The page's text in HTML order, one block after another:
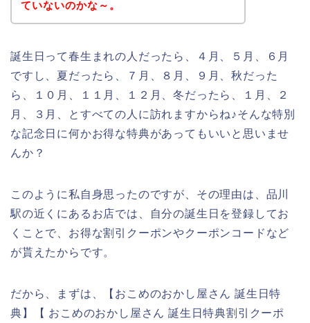
ていないのかな～。
誕生日って春生まれの人だったら、４月、５月、６月
ですし、夏だったら、７月、８月、９月、秋だった
ら、１０月、１１月、１２月、冬だったら、１月、２
月、３月、とすべての人に訪れますからね♪そんな特別
な記念日に何かお得な特典があってもいいと思いませ
んか？
このように私自身思ったのですが、その理由は、品川
駅の近くにあるお店では、自分の誕生日を登録してお
くことで、お得な割引クーポンやクーポンコードなど
が貰えたからです。
だから、まずは、【おこめのおかし屋さん 誕生日特
典】【 おこめのおかし屋さん 誕生日特典割引クーポ